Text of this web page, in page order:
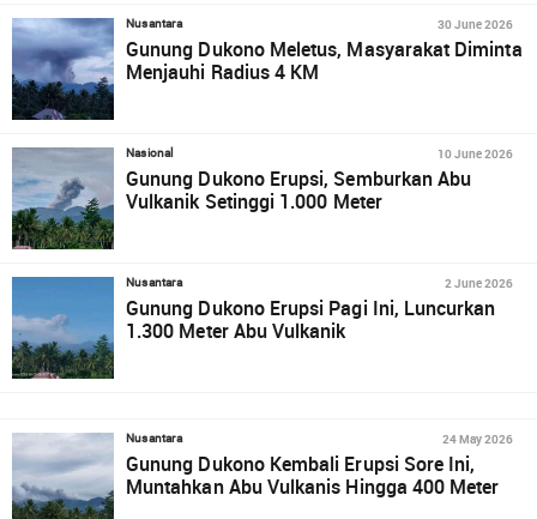
Nusantara 30 June 2026
Gunung Dukono Meletus, Masyarakat Diminta
Menjauhi Radius 4 KM
Nasional 10 June 2026
Gunung Dukono Erupsi, Semburkan Abu
Vulkanik Setinggi 1.000 Meter
Nusantara 2 June 2026
Gunung Dukono Erupsi Pagi Ini, Luncurkan
1.300 Meter Abu Vulkanik
Nusantara 24 May 2026
Gunung Dukono Kembali Erupsi Sore Ini,
Muntahkan Abu Vulkanis Hingga 400 Meter